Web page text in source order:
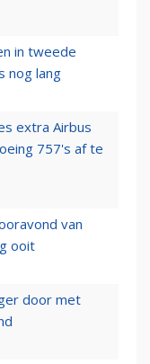
in tweede
nog lang
extra Airbus
757's af te
van
ooit
door met